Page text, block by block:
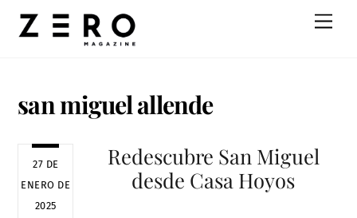
san miguel allende
27 DE
ENERO DE
2025
Redescubre San Miguel
desde Casa Hoyos